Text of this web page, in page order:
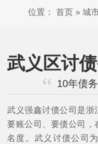
位置： 首页 » 城
武义区讨
10年债
武义强鑫讨债公司是浙
要账公司、要债公司，
名度。武义讨债公司